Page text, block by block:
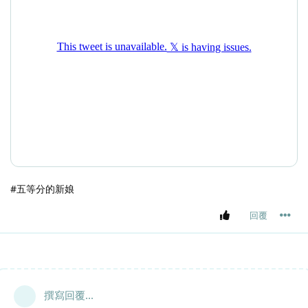
#五等分的新娘
回覆
撰寫回覆...